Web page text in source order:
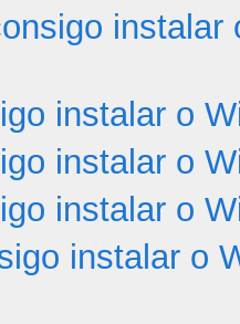
instalar
instalar o
instalar o
instalar o
instalar o